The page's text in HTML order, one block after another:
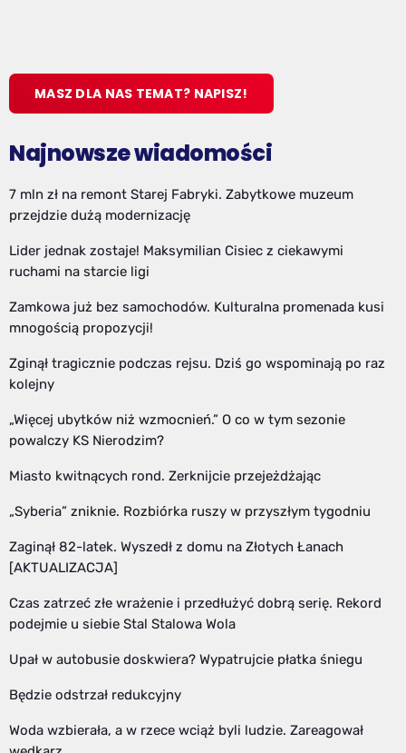
MASZ DLA NAS TEMAT? NAPISZ!
Najnowsze wiadomości
7 mln zł na remont Starej Fabryki. Zabytkowe muzeum
przejdzie dużą modernizację
Lider jednak zostaje! Maksymilian Cisiec z ciekawymi
ruchami na starcie ligi
Zamkowa już bez samochodów. Kulturalna promenada kusi
mnogością propozycji!
Zginął tragicznie podczas rejsu. Dziś go wspominają po raz
kolejny
„Więcej ubytków niż wzmocnień.” O co w tym sezonie
powalczy KS Nierodzim?
Miasto kwitnących rond. Zerknijcie przejeżdżając
„Syberia” zniknie. Rozbiórka ruszy w przyszłym tygodniu
Zaginął 82-latek. Wyszedł z domu na Złotych Łanach
[AKTUALIZACJA]
Czas zatrzeć złe wrażenie i przedłużyć dobrą serię. Rekord
podejmie u siebie Stal Stalowa Wola
Upał w autobusie doskwiera? Wypatrujcie płatka śniegu
Będzie odstrzał redukcyjny
Woda wzbierała, a w rzece wciąż byli ludzie. Zareagował